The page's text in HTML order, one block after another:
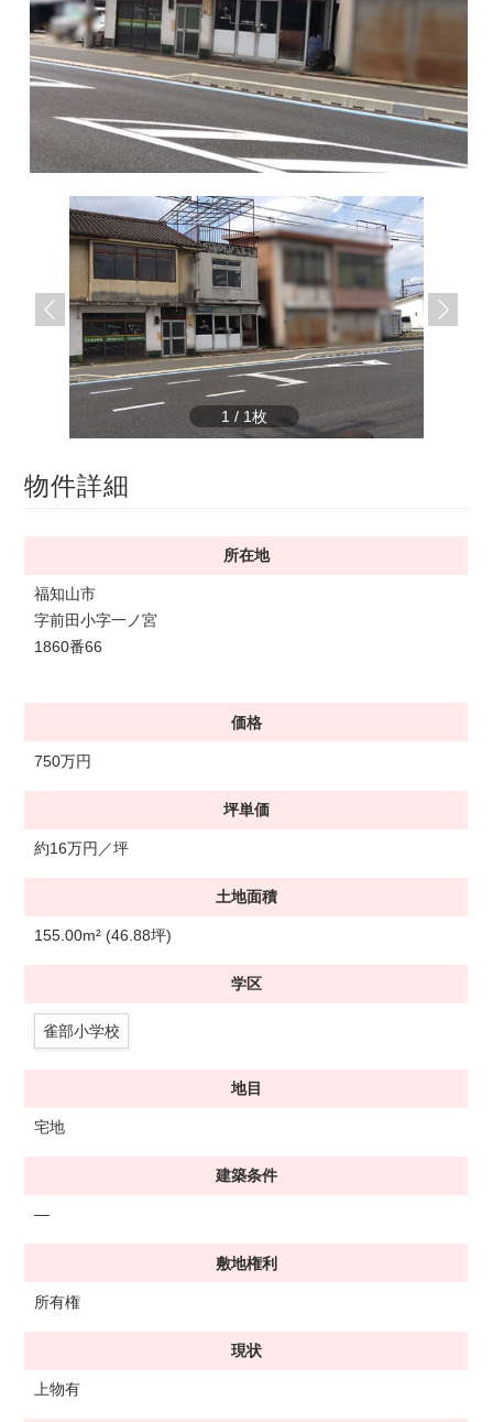
式
会
社
谷
英
建
築
へ
で
す
1 / 1
物件詳細
所在地
福知山市
字前田小字一ノ宮
1860番66
価格
750万円
坪単価
約16万円／坪
土地面積
155.00m² (46.88坪)
学区
雀部小学校
地目
宅地
建築条件
―
敷地権利
所有権
現状
上物有